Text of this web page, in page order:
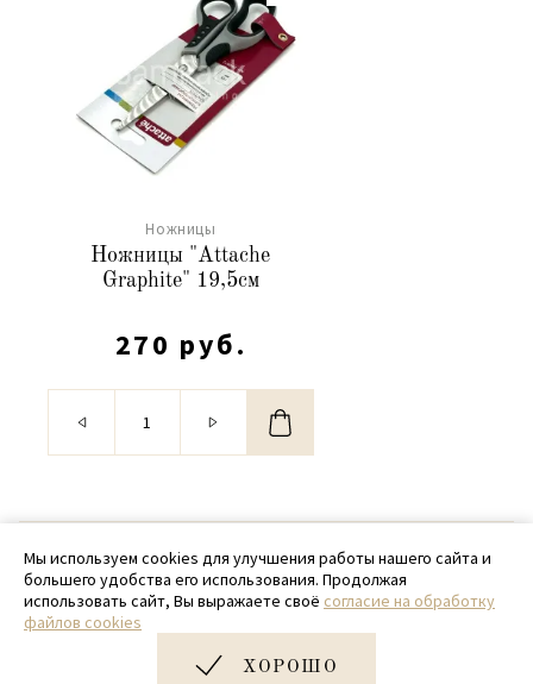
Ножницы
Ножницы "Attache
Graphite" 19,5см
270 руб.
© 2020 - 2026 SamPack
+ 7 (918) 699-97-87
zakaz@sampack.store
Мы используем cookies для улучшения работы нашего сайта и
большего удобства его использования. Продолжая
использовать сайт, Вы выражаете своё согласие на обработку
файлов cookies
ХОРОШО